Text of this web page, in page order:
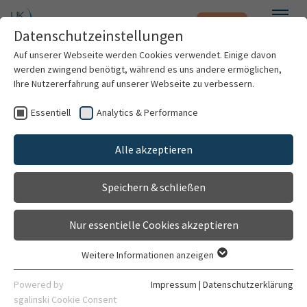
Zum Hauptinhalt springen Notfall
Patienten & Besucher
Kliniken & Institute
Forschung
Karriere
Mit dem Klick auf "Karte aktivieren" stimme ich
Karte aktivieren
Weitere Standorte suchen
Kopfklinik (Zentrum)
Kontakt
Gebäude 6400 Ebene 03
Im Neuenheimer Feld 400
69120 Heidelberg
06221 56-6312
Datenschutzeinstellungen
Auf unserer Webseite werden Cookies verwendet. Einige davon
werden zwingend benötigt, während es uns andere ermöglichen,
Ihre Nutzererfahrung auf unserer Webseite zu verbessern.
Essentiell Analytics & Performance
Alle akzeptieren
Speichern & schließen
Nur essentielle Cookies akzeptieren
Essentielle Cookies werden für grundlegende Funktionen der
Webseite benötigt. Dadurch ist gewährleistet, dass die
Weitere Informationen anzeigen
Powered by
sgalinski Cookie Consent
Impressum | Datenschutzerklärung